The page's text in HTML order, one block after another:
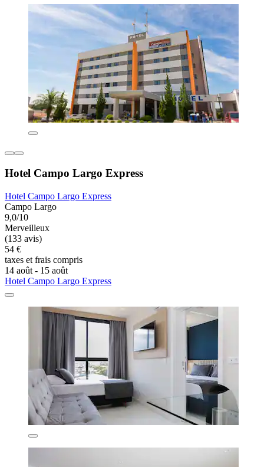
Hotel Campo Largo Express
Hotel Campo Largo Express
Campo Largo
9,0/10
Merveilleux
(133 avis)
54 €
taxes et frais compris
14 août - 15 août
Hotel Campo Largo Express